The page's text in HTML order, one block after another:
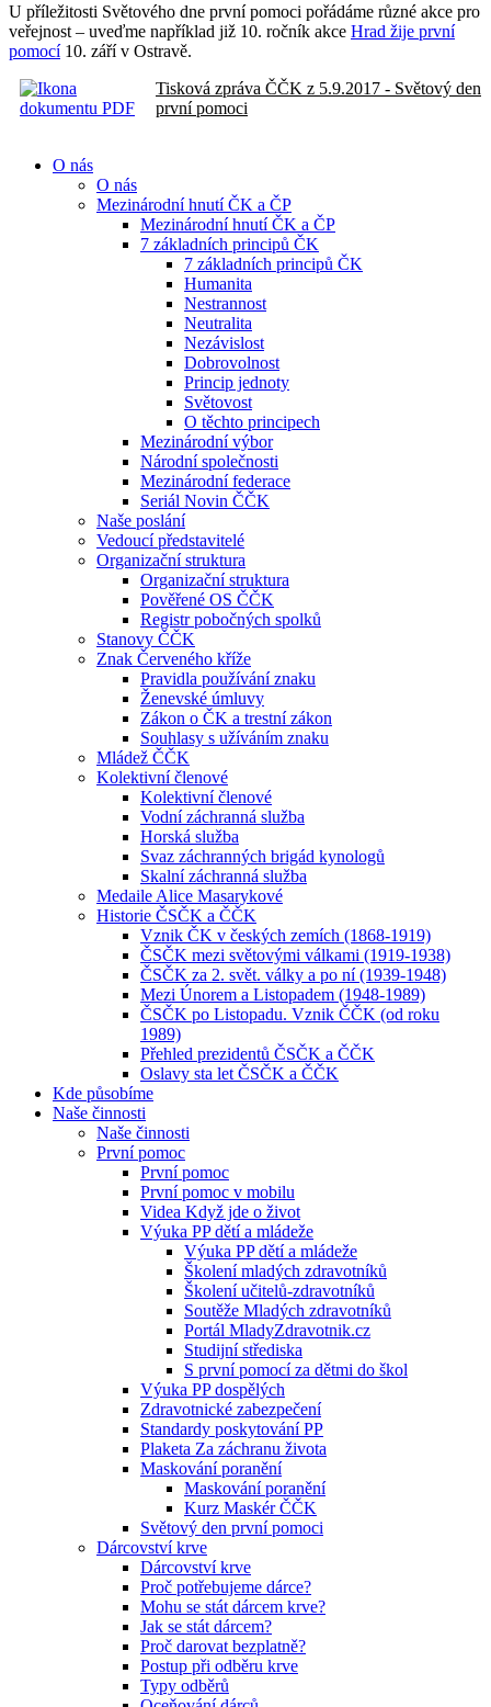
U příležitosti Světového dne první pomoci pořádáme různé akce pro
veřejnost – uveďme například již 10. ročník akce Hrad žije první
pomocí10. září v Ostravě.
Tisková zpráva ČČK z 5.9.2017 - Světový den
první pomoci
O nás
O nás
Mezinárodní hnutí ČK a ČP
Mezinárodní hnutí ČK a ČP
7 základních principů ČK
7 základních principů ČK
Humanita
Nestrannost
Neutralita
Nezávislost
Dobrovolnost
Princip jednoty
Světovost
O těchto principech
Mezinárodní výbor
Národní společnosti
Mezinárodní federace
Seriál Novin ČČK
Naše poslání
Vedoucí představitelé
Organizační struktura
Organizační struktura
Pověřené OS ČČK
Registr pobočných spolků
Stanovy ČČK
Znak Červeného kříže
Pravidla používání znaku
Ženevské úmluvy
Zákon o ČK a trestní zákon
Souhlasy s užíváním znaku
Mládež ČČK
Kolektivní členové
Kolektivní členové
Vodní záchranná služba
Horská služba
Svaz záchranných brigád kynologů
Skalní záchranná služba
Medaile Alice Masarykové
Historie ČSČK a ČČK
Vznik ČK v českých zemích (1868-1919)
ČSČK mezi světovými válkami (1919-1938)
ČSČK za 2. svět. války a po ní (1939-1948)
Mezi Únorem a Listopadem (1948-1989)
ČSČK po Listopadu. Vznik ČČK (od roku
1989)
Přehled prezidentů ČSČK a ČČK
Oslavy sta let ČSČK a ČČK
Kde působíme
Naše činnosti
Naše činnosti
První pomoc
První pomoc
První pomoc v mobilu
Videa Když jde o život
Výuka PP dětí a mládeže
Výuka PP dětí a mládeže
Školení mladých zdravotníků
Školení učitelů-zdravotníků
Soutěže Mladých zdravotníků
Portál MladyZdravotnik.cz
Studijní střediska
S první pomocí za dětmi do škol
Výuka PP dospělých
Zdravotnické zabezpečení
Standardy poskytování PP
Plaketa Za záchranu života
Maskování poranění
Maskování poranění
Kurz Maskér ČČK
Světový den první pomoci
Dárcovství krve
Dárcovství krve
Proč potřebujeme dárce?
Mohu se stát dárcem krve?
Jak se stát dárcem?
Proč darovat bezplatně?
Postup při odběru krve
Typy odběrů